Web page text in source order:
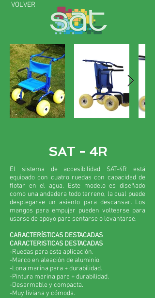
VOLVER
SAT - 4R
El sistema de accesibilidad SAT-4R está
equipado con cuatro ruedas con capacidad de
flotar en el agua. Este modelo es diseñado
como una andadera todo terreno, la cual puede
desplegarse un asiento para descansar. Los
mangos para empujar pueden voltearse para
usarse de apoyo para sentarse o levantarse.
CARACTERÍSTICAS DESTACADAS
CARACTERISTICAS DESTACADAS
-Ruedas para esta aplicación.
-Marco en aleación de aluminio.
-Lona marina para + durabilidad.
-Pintura marina para + durabilidad.
-Desarmable y compacta.
-Muy liviana y cómoda.